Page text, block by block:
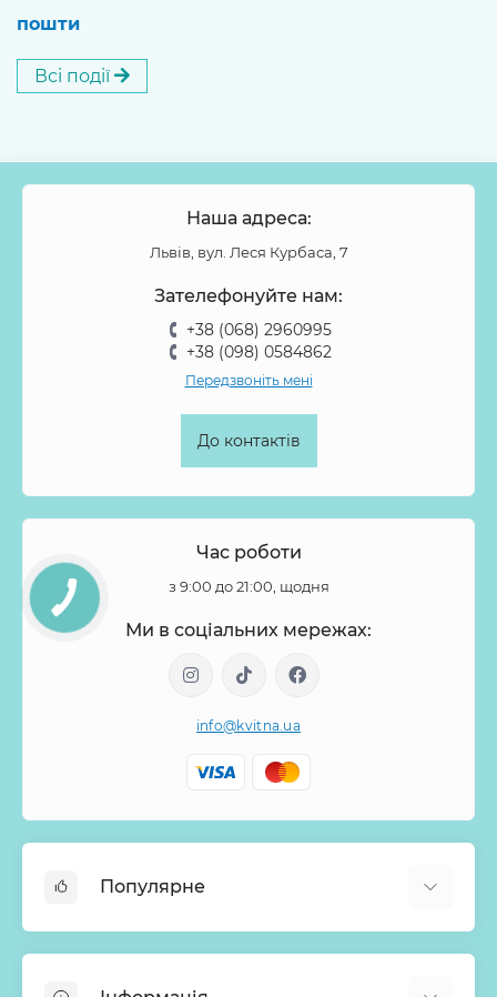
пошти
Всі події
Наша адреса:
Львів, вул. Леся Курбаса, 7
Зателефонуйте нам:
+38 (068) 2960995
+38 (098) 0584862
Передзвоніть мені
До контактів
Час роботи
з 9:00 до 21:00, щодня
Ми в соціальних мережах:
info@kvitna.ua
Популярне